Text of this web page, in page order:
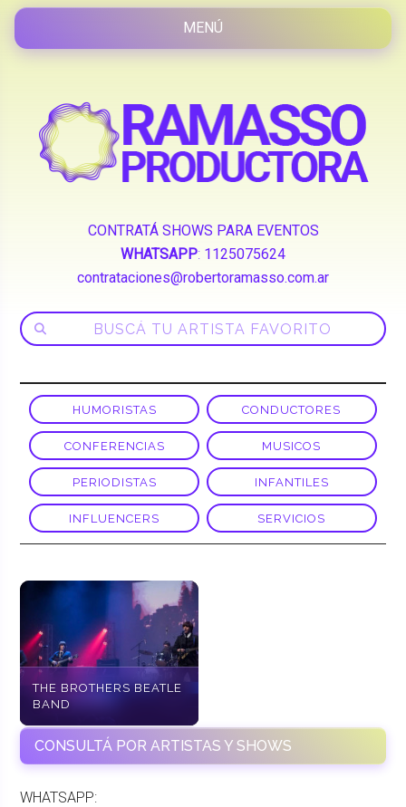
CONTRATÁ SHOWS PARA EVENTOS
WHATSAPP: 1125075624
contrataciones@robertoramasso.com.ar
HUMORISTAS CONDUCTORES
CONFERENCIAS MUSICOS
PERIODISTAS INFANTILES
INFLUENCERS SERVICIOS
THE BROTHERS BEATLE
BAND
CONSULTÁ POR ARTISTAS Y SHOWS
WHATSAPP: